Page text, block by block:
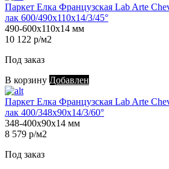
Паркет Елка Французская Lab Arte
лак 600/490х110х14/3/45°
490-600х110х14 мм
10 122 р/м2
Под заказ
В корзину Добавлен
Паркет Елка Французская Lab Arte
лак 400/348х90х14/3/60°
348-400х90х14 мм
8 579 р/м2
Под заказ